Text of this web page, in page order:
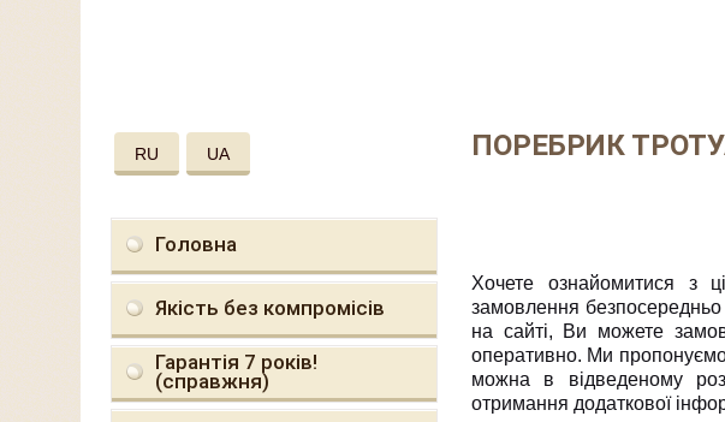
RU UA
Головна
Якість без компромісів
Гарантія 7 років!
(справжня)
ПОРЕБРИК
Хочете ознайомитися з
замовлення безпосередньо
на сайті, Ви можете
оперативно. Ми пропонуємо
можна в відведеному
отримання додаткової